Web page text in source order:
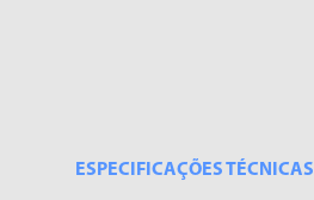
ESPECIFICAÇÕES TÉCNICAS